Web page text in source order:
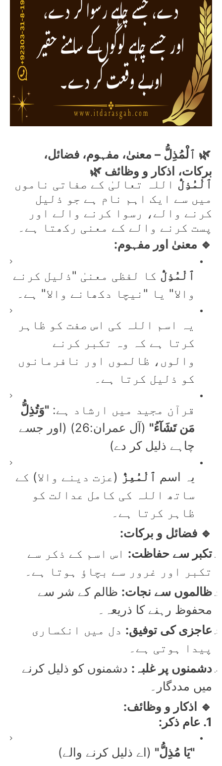
🌿 ٱلْمُذِلُّ – معنیٰ، مفہوم، فضائل،
برکات، اذکار و وظائف 🌿
ٱلْمُذِلُّ اللہ تعالیٰ کے صفاتی ناموں
میں سے ایک اہم نام ہے جو ذلیل
کرنے والے، رسوا کرنے والے اور
پست کرنے والے کے معنی رکھتا ہے۔
🔹 معنیٰ اور مفہوم:
ٱلْمُذِلُّ کا لفظی معنیٰ "ذلیل کرنے
والا" یا "نیچا دکھانے والا" ہے۔
یہ اسم اللہ کی اس صفت کو ظاہر
کرتا ہے کہ وہ تکبر کرنے
والوں، ظالموں اور نافرمانوں
کو ذلیل کرتا ہے۔
قرآن مجید میں ارشاد ہے: "وَتُذِلُّ
مَن تَشَآءُ"
(آل عمران:26) (اور جسے
چاہے ذلیل کر دے)
یہ اسم ٱلْمُعِزُّ (عزت دینے والا) کے
ساتھ اللہ کی کامل عدالت کو
ظاہر کرتا ہے۔
🔹 فضائل و برکات:
تکبر سے حفاظت: اس اسم کے ذکر سے
تکبر اور غرور سے بچاؤ ہوتا ہے۔
ظالموں سے نجات: ظالم کے شر سے
محفوظ رہنے کا ذریعہ۔
عاجزی کی توفیق: دل میں انکساری
پیدا ہوتی ہے۔
دشمنوں پر غلبہ: دشمنوں کو ذلیل کرنے
میں مددگار۔
🔹 اذکار و وظائف:
1. عام ذکر:
"يَا مُذِلُّ" (اے ذلیل کرنے والے)